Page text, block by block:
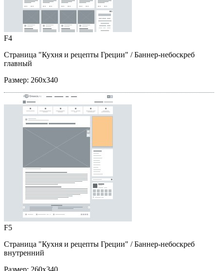
F4
Страница "Кухня и рецепты Греции" / Баннер-небоскреб
главный
Размер: 260x340
F5
Страница "Кухня и рецепты Греции" / Баннер-небоскреб
внутренний
Размер: 260x340